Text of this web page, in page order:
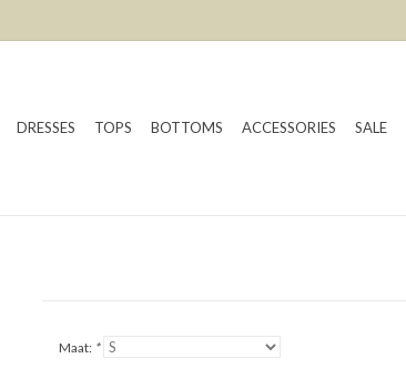
DRESSES TOPS BOTTOMS ACCESSORIES SALE
Maat: *